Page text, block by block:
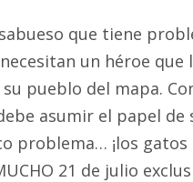
que tiene
un héroe
pueblo del mapa.
asumir el papel
problema… ¡los gatos
21 de julio